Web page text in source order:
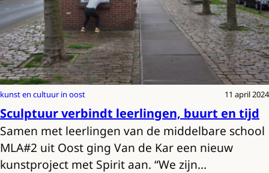
kunst en cultuur in oost 11 april 2024
Sculptuur verbindt leerlingen, buurt en tijd
Samen met leerlingen van de middelbare school
MLA#2 uit Oost ging Van de Kar een nieuw
kunstproject met Spirit aan. “We zijn…